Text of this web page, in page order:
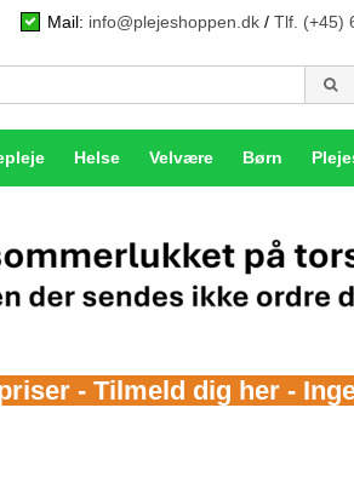
Mail: info@plejeshoppen.dk / Tlf. (+45)
Helse Velvære Børn
- Tilmeld dig her -